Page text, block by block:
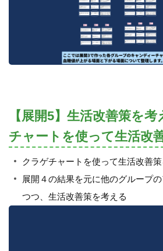
【展開5】生活改善策を
チャートを使って生活改
クラゲチャートを使って生活改善策
展開４の結果を元に他のグループ
つつ、生活改善策を考える